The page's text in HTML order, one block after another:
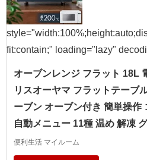
fit:contain;" loading="lazy"
オーブンレンジ フラット 18L
リスオーヤマ フラットテーブ
ーブン オーブン付き 簡単操作
自動メニュー 11種 温め 解凍
便利生活 マイルーム